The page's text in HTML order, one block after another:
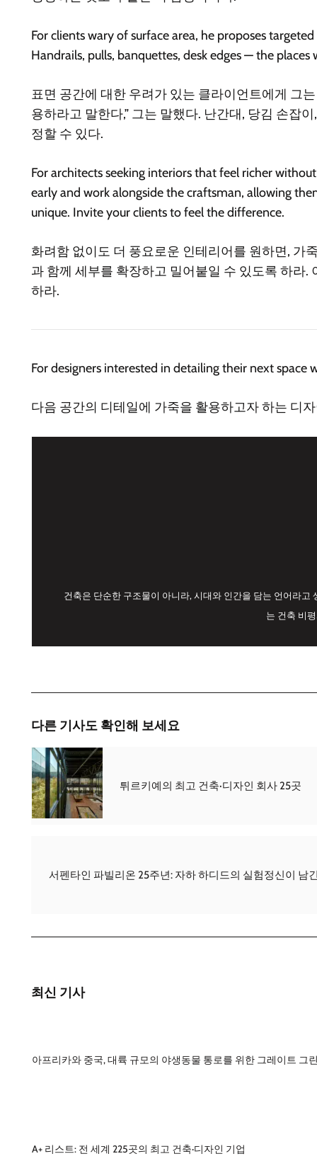
For clients wary of surface area, he proposes
Handrails, pulls, banquettes, desk edges — the
표면 공간에 대한 우려가 있는 클라이언트에게 그
용하라고 말한다,” 그는 말했다. 난간대, 당김 손잡
정할 수 있다.
For architects seeking interiors that feel richer
early and work alongside the craftsman, allowing
unique. Invite your clients to feel the difference.
화려함 없이도 더 풍요로운 인테리어를 원하면, 가
과 함께 세부를 확장하고 밀어붙일 수 있도록 하라
하라.
For designers interested in detailing their next
다음 공간의 디테일에 가죽을 활용하고자 하는 디
건축은 단순한 구조물이 아니라, 시대와 인간을 담는 언어라
는 건축 비
다른 기사도 확인해 보세요
튀르키예의 최고 건축·디자인 회사 25곳
서펜타인 파빌리온 25주년: 자하 하디드의 실험정신이 남
최신 기사
아프리카와 중국, 대륙 규모의 야생동물 통로를 위한 그레이트 그
A+ 리스트: 전 세계 225곳의 최고 건축·디자인 기업